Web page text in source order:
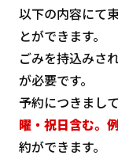
以下の内容にて
とができます。
ごみを持込みさ
が必要です。
予約につきまし
曜・祝日含む。
約ができます。